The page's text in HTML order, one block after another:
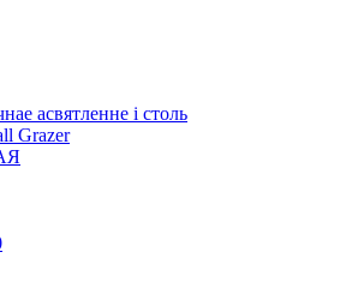
асвятленне і столь
Grazer